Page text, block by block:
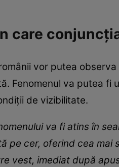
care
vor putea
Fenomenul va putea fi
de vizibilitate.
va fi atins în
pe cer, oferind cea mai
vest, imediat după